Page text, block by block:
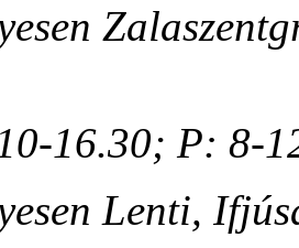
16.30; P: 8-
Lenti,